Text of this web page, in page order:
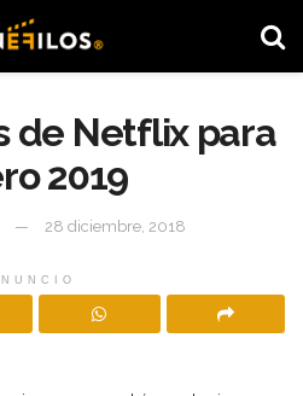
de Netflix para
2019
28 diciembre, 2018